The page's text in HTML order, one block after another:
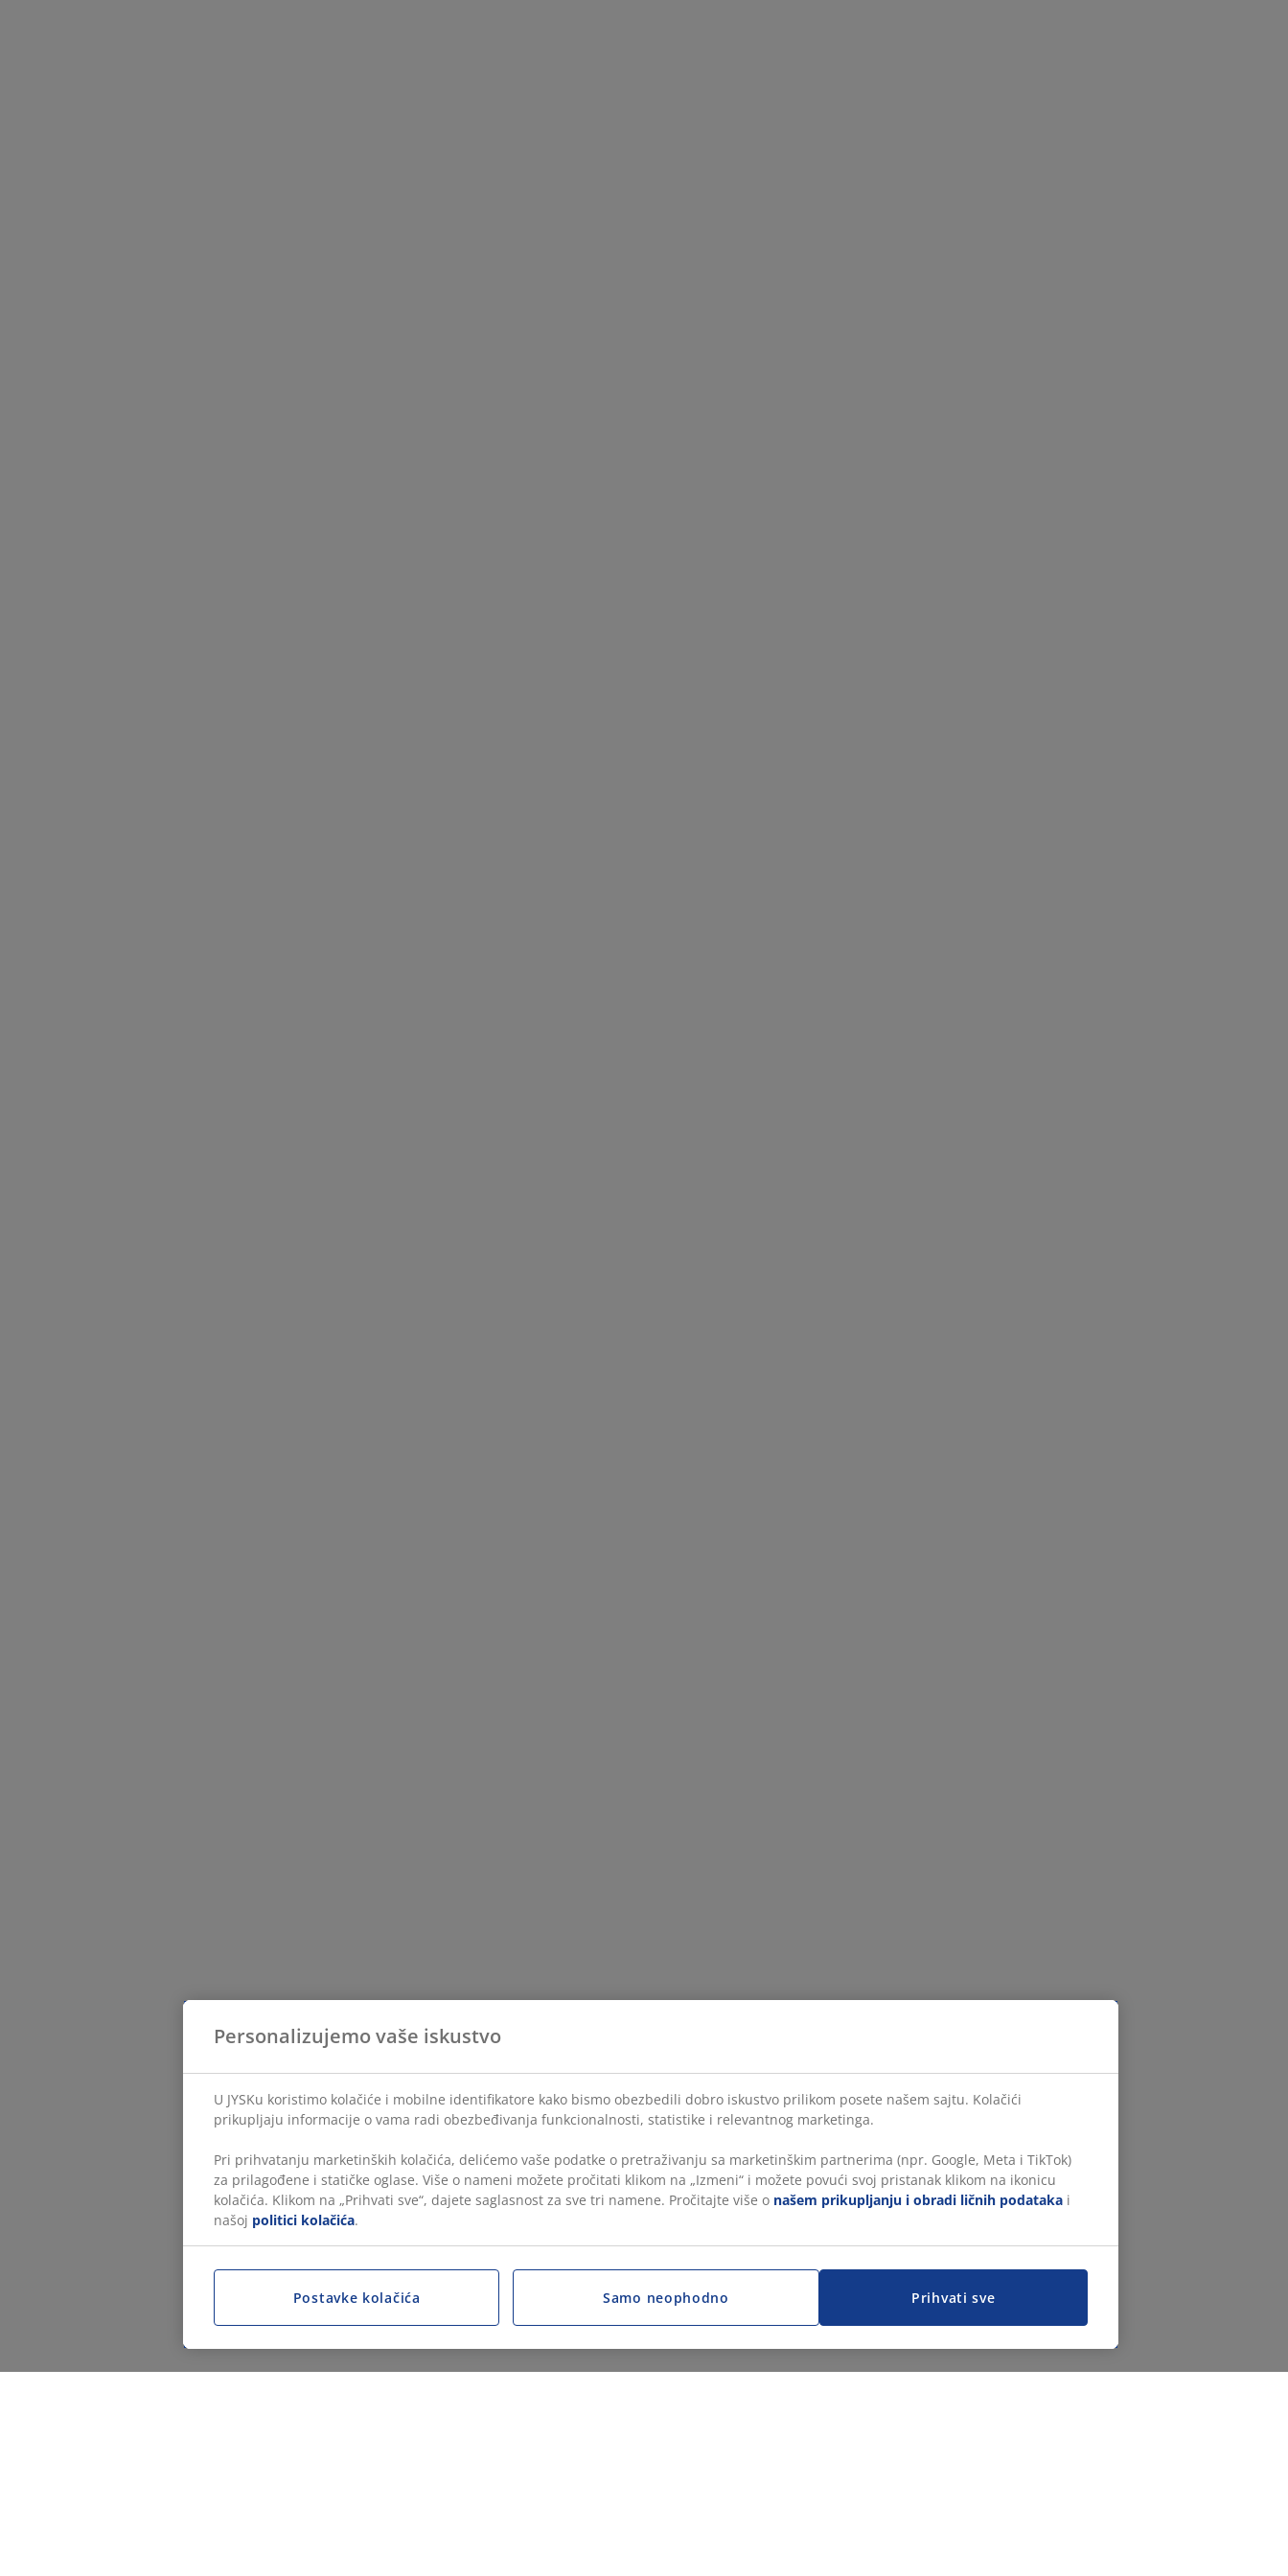
Personalizujemo vaše iskustvo
U JYSKu koristimo kolačiće i mobilne identifikatore kako bismo obezbedili dobro iskustvo prilikom posete našem sajtu. Kolačići
prikupljaju informacije o vama radi obezbeđivanja funkcionalnosti, statistike i relevantnog marketinga.
Pri prihvatanju marketinških kolačića, delićemo vaše podatke o pretraživanju sa marketinškim partnerima (npr. Google, Meta i TikTok)
za prilagođene i statičke oglase. Više o nameni možete pročitati klikom na „Izmeni“ i možete povući svoj pristanak klikom na ikonicu
kolačića. Klikom na „Prihvati sve“, dajete saglasnost za sve tri namene. Pročitajte više o našem prikupljanju i obradi ličnih podataka i
našoj politici kolačića.
Prihvati sve
Postavke kolačića Samo neophodno